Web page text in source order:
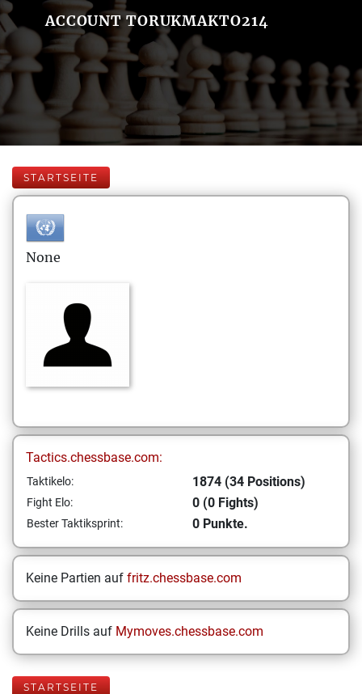
ACCOUNT TORUKMAKTO214
STARTSEITE
None
Tactics.chessbase.com:
Taktikelo: 1874 (34 Positions)
Fight Elo: 0 (0 Fights)
Bester Taktiksprint: 0 Punkte.
Keine Partien auf fritz.chessbase.com
Keine Drills auf Mymoves.chessbase.com
STARTSEITE